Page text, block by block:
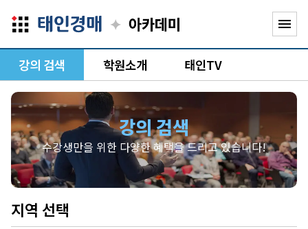
✦ menu
강의 검색 학원소개 태인TV
강의 검색
수강생만을 위한 다양한 혜택을 드리고 있습니다!
지역 선택